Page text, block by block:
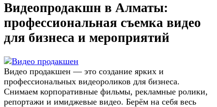
Видеопродакшн в Алматы:
профессиональная съемка видео
для бизнеса и мероприятий
Видео продакшен — это создание ярких и
профессиональных видеороликов для бизнеса.
Снимаем корпоративные фильмы, рекламные ролики,
репортажи и имиджевые видео. Берём на себя весь